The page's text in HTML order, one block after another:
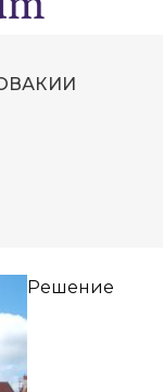
Решение